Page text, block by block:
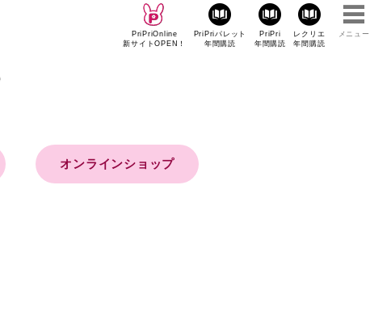
PriPriOnline
新サイトOPEN！
PriPriパレット
年間購読
PriPri
年間購読
レクリエ
年間購読
メニュー
オンラインショップ